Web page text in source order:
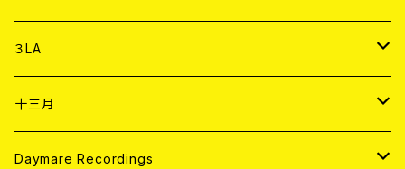
DIGITAL CONTENTS
アナログ
CD
ANALOG
アパレル
３LA
CD
ANALOG
十三月
CD
Daymare Recordings